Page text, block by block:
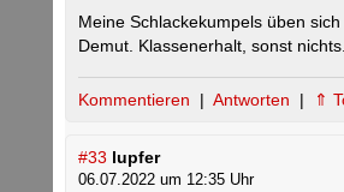
Meine Schlackekumpels üben
Demut. Klassenerhalt, sonst nichts.
Kommentieren | Antworten | ⇑
#33 lupfer
06.07.2022 um 12:35 Uhr